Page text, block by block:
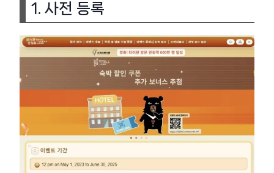
1. 사전 등록